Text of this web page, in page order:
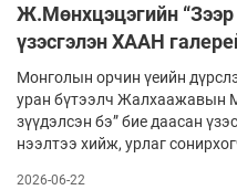
Ж.Мөнхцэцэгийн “Зээр
үзэсгэлэн ХААН
Монголын орчин үеийн
уран бүтээлч Жалхаажавын
зүүдэлсэн бэ” бие даасан
нээлтээ хийж, урлаг
2026-06-22